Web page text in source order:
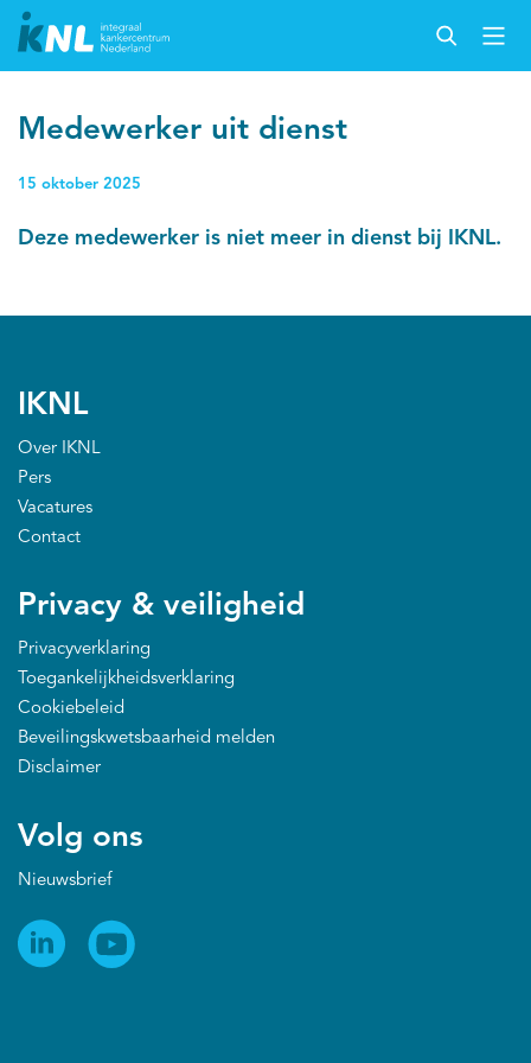
Medewerker uit dienst
15 oktober 2025
Deze medewerker is niet meer in dienst bij IKNL.
IKNL
Over IKNL
Pers
Vacatures
Contact
Privacy & veiligheid
Privacyverklaring
Toegankelijkheidsverklaring
Cookiebeleid
Beveilingskwetsbaarheid melden
Disclaimer
Volg ons
Nieuwsbrief